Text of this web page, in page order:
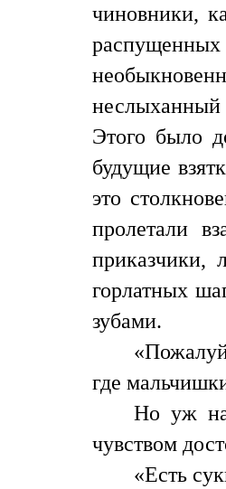
чиновники,
распущенных
неслыханный
Этого было
будущие
это
пролетали
приказчики,
горлатных
зубами.
где
Но уж на
чувством
«Есть